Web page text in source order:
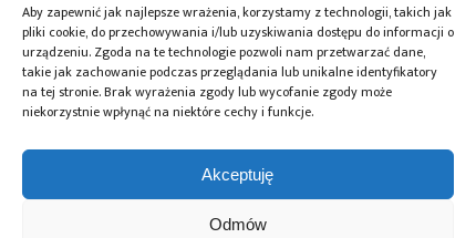
Aby zapewnić jak najlepsze wrażenia, korzystamy z technologii, takich jak
pliki cookie, do przechowywania i/lub uzyskiwania dostępu do informacji o
urządzeniu. Zgoda na te technologie pozwoli nam przetwarzać dane,
takie jak zachowanie podczas przeglądania lub unikalne identyfikatory
na tej stronie. Brak wyrażenia zgody lub wycofanie zgody może
niekorzystnie wpłynąć na niektóre cechy i funkcje.
Akceptuję
Odmów